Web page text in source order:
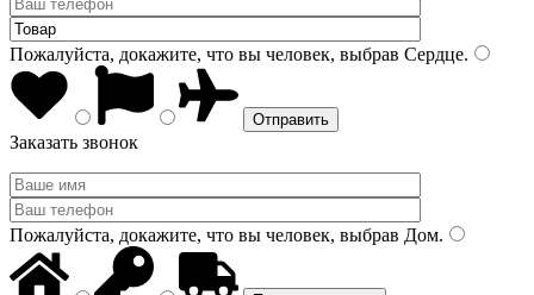
Пожалуйста, докажите, что вы человек, выбрав Сердце.
Заказать звонок
Пожалуйста, докажите, что вы человек, выбрав Дом.